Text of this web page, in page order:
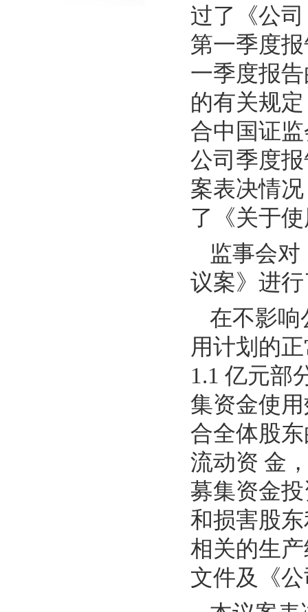
过了《公
第一季度
一季度报
的有关规
合中国证
公司季度
案表决情
了《关于
监事会
议案》进
在不影响
用计划的
1.1 亿元部
集资金使
合全体股
流动资 金
募集资金
和损害股
相关的生
文件及《